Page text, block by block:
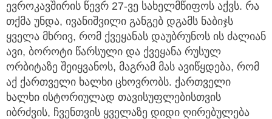
ევროკავშირის წევრ 27-ვე სახელმწიფოს აქვს. რა
თქმა უნდა, ივანიშვილი განგებ დგამს ნაბიჯს
ყველა მხრივ, რომ ქვეყანას დაუბრუნოს ის ძალიან
ავი, ბოროტი წარსული და ქვეყანა რუსულ
ორბიტაზე შეიყვანოს, მაგრამ მას ავიწყდება, რომ
აქ ქართველი ხალხი ცხოვრობს. ქართველი
ხალხი ისტორიულად თავისუფლებისთვის
იბრძვის, ჩვენთვის ყველაზე დიდი ღირებულება